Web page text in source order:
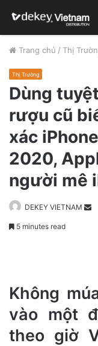
Trang chủ / Thị
Thị Trường
Dùng
rượu cũ
xác
2020,
người mê
DEKEY VIETNAM
5 minutes read
Không
vào một
theo giờ